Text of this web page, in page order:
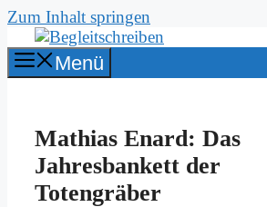
Zum Inhalt springen
Menü
Ma­thi­as Enard: Das
Jah­res­ban­kett der
To­ten­grä­ber